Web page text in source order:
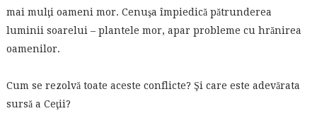
mai mulţi oameni mor. Cenuşa împiedică pătrunderea
luminii soarelui – plantele mor, apar probleme cu hrănirea
oamenilor.
Cum se rezolvă toate aceste conflicte? Şi care este adevărata
sursă a Ceţii?